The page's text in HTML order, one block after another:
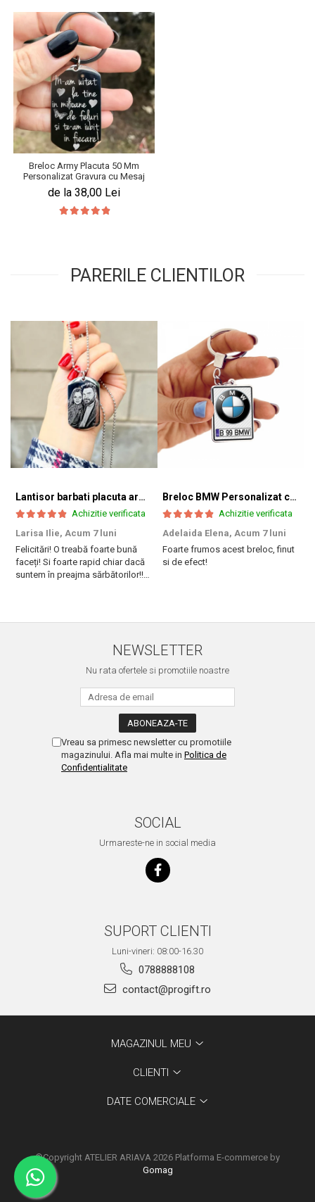
Breloc Army Placuta 50 Mm
Personalizat Gravura cu Mesaj
de la 38,00 Lei
PARERILE CLIENTILOR
Lantisor barbati placuta army (inox)
Achizitie verificata
Larisa Ilie, Acum 7 luni
Felicitări! O treabă foarte bună
faceți! Si foarte rapid chiar dacă
suntem în preajma sărbătorilor!!
Breloc BMW Personalizat cu Marca si Numarul Masinii
Achizitie verificata
Adelaida Elena, Acum 7 luni
Foarte frumos acest breloc, finut
si de efect!
NEWSLETTER
Nu rata ofertele si promotiile noastre
Vreau sa primesc newsletter cu promotiile
magazinului. Afla mai multe in Politica de
Confidentialitate
SOCIAL
Urmareste-ne in social media
SUPORT CLIENTI
Luni-vineri: 08:00-16.30
0788888108
contact@progift.ro
MAGAZINUL MEU
CLIENTI
DATE COMERCIALE
©Copyright ATELIER ARIAVA 2026 Platforma E-commerce by
Gomag